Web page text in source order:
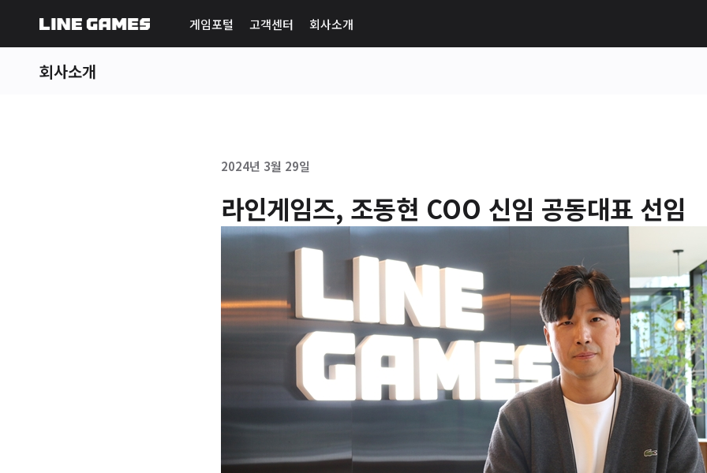
게임포털 고객센터 회사소개
회사소개
2024년 3월 29일
라인게임즈, 조동현 COO 신임 공동대표 선임